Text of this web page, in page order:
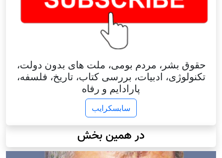
حقوق بشر، مردم بومی، ملت های بدون دولت،
تکنولوژی، ادبیات، بررسی کتاب، تاریخ، فلسفه،
پارادایم و رفاه
سابسکرایب
در همین بخش